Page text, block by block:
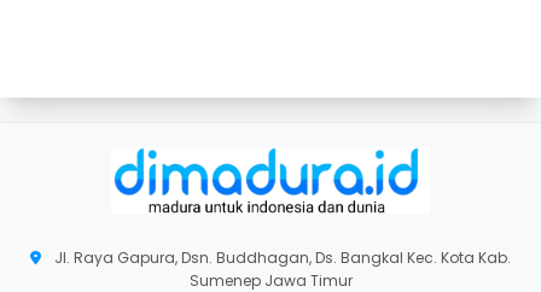
Jl. Raya Gapura, Dsn. Buddhagan, Ds. Bangkal Kec. Kota Kab.
Sumenep Jawa Timur